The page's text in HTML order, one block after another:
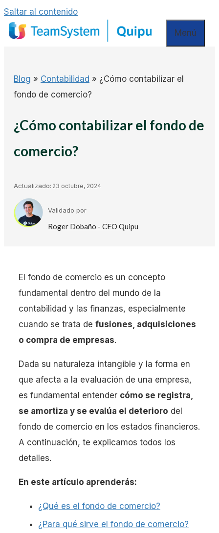
Saltar al contenido
Menú
Blog » Contabilidad » ¿Cómo contabilizar el
fondo de comercio?
¿Cómo contabilizar el fondo de
comercio?
Actualizado: 23 octubre, 2024
Validado por
Roger Dobaño - CEO Quipu
El fondo de comercio es un concepto
fundamental dentro del mundo de la
contabilidad y las finanzas, especialmente
cuando se trata de fusiones, adquisiciones
o compra de empresas.
Dada su naturaleza intangible y la forma en
que afecta a la evaluación de una empresa,
es fundamental entender cómo se registra,
se amortiza y se evalúa el deterioro del
fondo de comercio en los estados financieros.
A continuación, te explicamos todos los
detalles.
En este artículo aprenderás:
¿Qué es el fondo de comercio?
¿Para qué sirve el fondo de comercio?